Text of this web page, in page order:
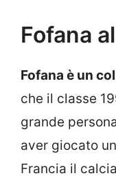
Fofana
Fofana è un
che il classe
grande
aver giocato
Francia il